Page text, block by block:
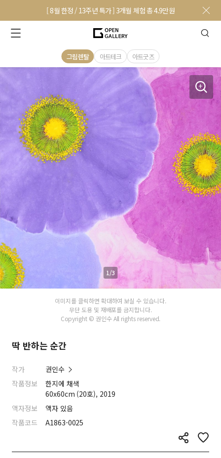
[ 8월 한정 / 13주년 특가 ] 3개월 체험 총 4.9만원
그림렌탈 아트테크 아트굿즈
1/3
이미지를 클릭하면 확대하여 보실 수 있습니다.
무단 도용 및 재배포를 금지합니다.
Copyright © 권인수 All rights reserved.
딱 반하는 순간
작가
권인수
작품정보
한지에 채색
60x60cm (20호), 2019
액자정보
액자 있음
작품코드
A1863-0025